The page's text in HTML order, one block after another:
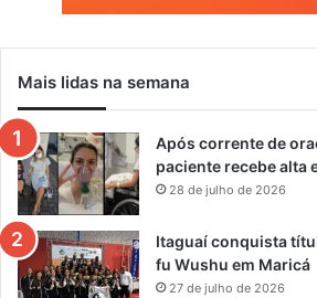
Mais lidas na semana
Após corrente de
paciente recebe alta
28 de julho de 2026
Itaguaí conquista
fu Wushu em Maricá
27 de julho de 2026